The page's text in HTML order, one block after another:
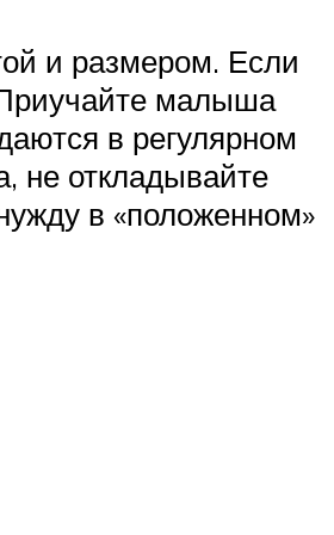
и размером. Если
Приучайте малыша
в регулярном
не откладывайте
в «положенном»